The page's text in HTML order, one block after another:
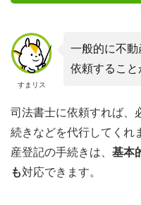
すまリス
一般的に不動
依頼すること
司法書士に依頼すれば、
続きなどを代行してくれ
産登記の手続きは、 基本
も対応できます。